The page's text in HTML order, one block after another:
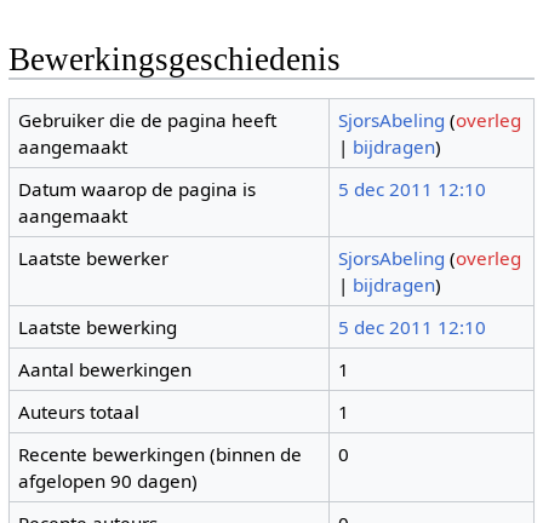
Bewerkingsgeschiedenis
Gebruiker die de pagina heeft
aangemaakt
SjorsAbeling (overleg
| bijdragen)
Datum waarop de pagina is
aangemaakt
5 dec 2011 12:10
Laatste bewerker SjorsAbeling (overleg
| bijdragen)
Laatste bewerking
5 dec 2011 12:10
Aantal bewerkingen
1
Auteurs totaal
1
Recente bewerkingen (binnen de
afgelopen 90 dagen)
0